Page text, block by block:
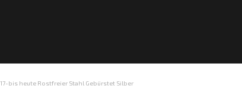
bis heute Rostfreier Stahl Gebürstet Silber